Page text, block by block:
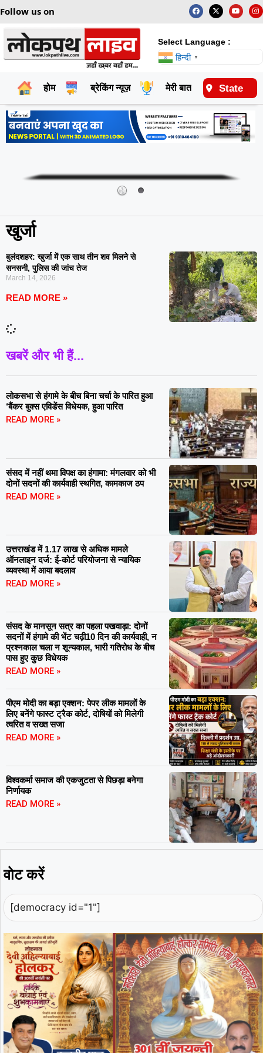
Follow us on
Select Language :
हिन्दी ▼
होम ब्रेकिंग न्यूज़ मेरी बात राष्ट्रीय
State
खुर्जा
बुलंदशहर: खुर्जा में एक साथ तीन शव मिलने से
सनसनी, पुलिस की जांच तेज
March 14, 2026
READ MORE »
खबरें और भी हैं...
लोकसभा से हंगामे के बीच बिना चर्चा के पारित हुआ
‘बैंकर बुक्स एविडेंस विधेयक, हुआ पारित
READ MORE »
संसद में नहीं थमा विपक्ष का हंगामा: मंगलवार को भी
दोनों सदनों की कार्यवाही स्थगित, कामकाज ठप
READ MORE »
उत्तराखंड में 1.17 लाख से अधिक मामले
ऑनलाइन दर्ज: ई-कोर्ट परियोजना से न्यायिक
व्यवस्था में आया बदलाव
READ MORE »
संसद के मानसून सत्र का पहला पखवाड़ा: दोनों
सदनों में हंगामे की भेंट चढ़ी10 दिन की कार्यवाही, न
प्रश्नकाल चला न शून्यकाल, भारी गतिरोध के बीच
पास हुए कुछ विधेयक
READ MORE »
पीएम मोदी का बड़ा एक्शन: पेपर लीक मामलों के
लिए बनेंगे फास्ट ट्रैक कोर्ट, दोषियों को मिलेगी
त्वरित व सख्त सजा
READ MORE »
विश्वकर्मा समाज की एकजुटता से पिछड़ा बनेगा
निर्णायक
READ MORE »
वोट करें
[democracy id="1"]